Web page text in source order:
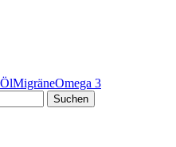
MigräneOmega 3